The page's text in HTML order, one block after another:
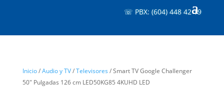
☏ PBX: (604) 448 42 19
Inicio/Audio y TV/Televisores / Smart TV Google Challenger
50″ Pulgadas 126 cm LED50KG85 4KUHD LED